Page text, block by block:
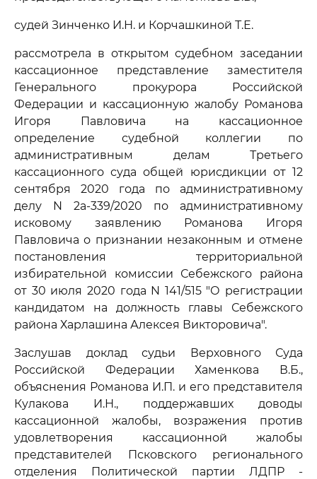
судей Зинченко И.Н. и Корчашкиной Т.Е.
рассмотрела в открытом судебном заседании
кассационное представление заместителя
Генерального прокурора Российской
Федерации и кассационную жалобу Романова
Игоря Павловича на кассационное
определение судебной коллегии по
административным делам Третьего
кассационного суда общей юрисдикции от 12
сентября 2020 года по административному
делу N 2а-339/2020 по административному
исковому заявлению Романова Игоря
Павловича о признании незаконным и отмене
постановления территориальной
избирательной комиссии Себежского района
от 30 июля 2020 года N 141/515 "О регистрации
кандидатом на должность главы Себежского
района Харлашина Алексея Викторовича".
Заслушав доклад судьи Верховного Суда
Российской Федерации Хаменкова В.Б.,
объяснения Романова И.П. и его представителя
Кулакова И.Н., поддержавших доводы
кассационной жалобы, возражения против
удовлетворения кассационной жалобы
представителей Псковского регионального
отделения Политической партии ЛДПР -